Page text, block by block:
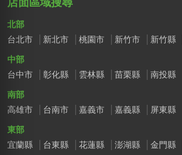
北部
台北市
新北市 桃園市 新竹市 新竹縣
中部
台中市
彰化縣 雲林縣 苗栗縣
南投縣
南部
高雄市
台南市 嘉義市 嘉義縣
屏東縣
東部
宜蘭縣
台東縣 花蓮縣 澎湖縣 金門縣